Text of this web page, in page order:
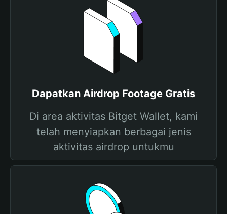
Dapatkan Airdrop Footage Gratis
Di area aktivitas Bitget Wallet, kami
telah menyiapkan berbagai jenis
aktivitas airdrop untukmu